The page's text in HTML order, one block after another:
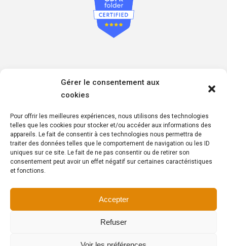
Gérer le consentement aux
cookies
Pour offrir les meilleures expériences, nous utilisons des technologies
telles que les cookies pour stocker et/ou accéder aux informations des
appareils. Le fait de consentir à ces technologies nous permettra de
traiter des données telles que le comportement de navigation ou les ID
uniques sur ce site. Le fait de ne pas consentir ou de retirer son
consentement peut avoir un effet négatif sur certaines caractéristiques
et fonctions.
Accepter
Refuser
confidentialité
Politique de confidentialité
Politique de respect des données à caractère personnel
Copyright © 2025 – Wyr Insurance – Tous droits réservés